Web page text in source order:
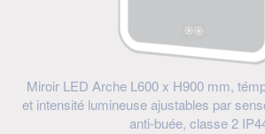
Miroir LED Arche L600 x H900 mm,
et intensité lumineuse ajustables par
anti-buée, classe 2